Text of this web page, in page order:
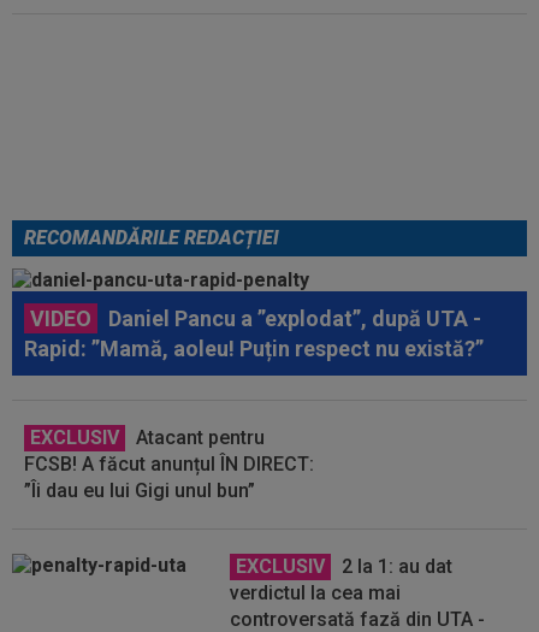
RECOMANDĂRILE REDACȚIEI
VIDEO
Daniel Pancu a ”explodat”, după UTA -
Rapid: ”Mamă, aoleu! Puțin respect nu există?”
EXCLUSIV
Atacant pentru
FCSB! A făcut anunțul ÎN DIRECT:
”Îi dau eu lui Gigi unul bun”
EXCLUSIV
2 la 1: au dat
verdictul la cea mai
controversată fază din UTA -